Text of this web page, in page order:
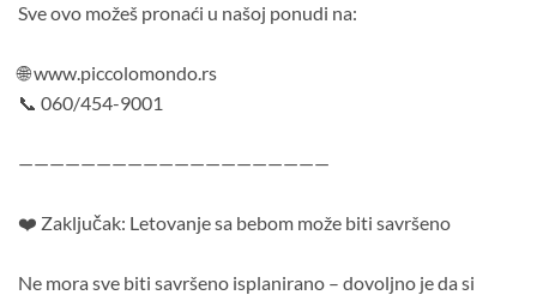
Sve ovo možeš pronaći u našoj ponudi na:
🌐 www.piccolomondo.rs
📞 060/454-9001
————————————————————
❤️ Zaključak: Letovanje sa bebom može biti savršeno
Ne mora sve biti savršeno isplanirano – dovoljno je da si